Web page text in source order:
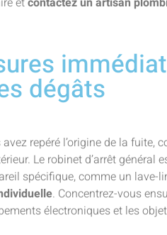
dégâts
repéré l’origine de la fuite,
Le robinet d’arrêt
spécifique, comme un lave-
. Concentrez-vous
électroniques et les